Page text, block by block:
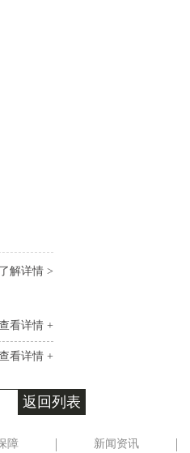
了解详情 >
看详情 +
看详情 +
返回列表
障 新闻资讯